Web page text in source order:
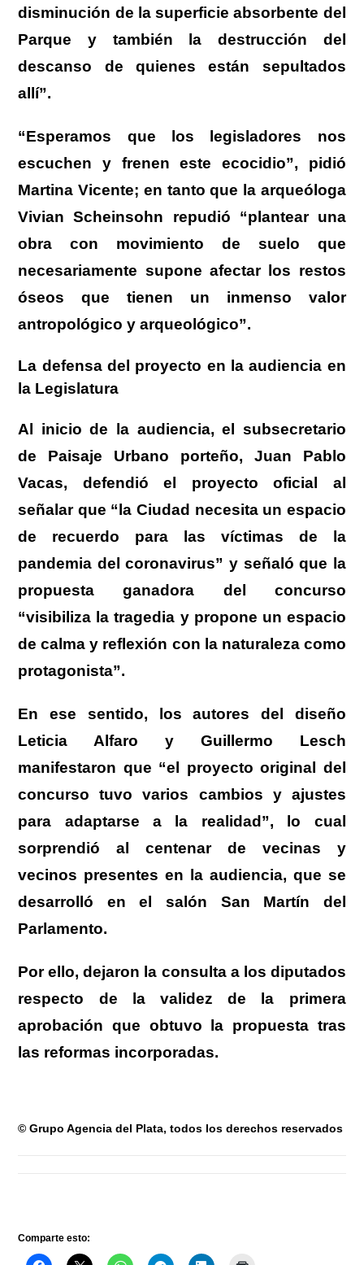
disminución de la superficie absorbente del
Parque y también la destrucción del
descanso de quienes están sepultados
allí”.
“Esperamos que los legisladores nos
escuchen y frenen este ecocidio”, pidió
Martina Vicente; en tanto que la arqueóloga
Vivian Scheinsohn repudió “plantear una
obra con movimiento de suelo que
necesariamente supone afectar los restos
óseos que tienen un inmenso valor
antropológico y arqueológico”.
La defensa del proyecto en la audiencia en
la Legislatura
Al inicio de la audiencia, el subsecretario
de Paisaje Urbano porteño, Juan Pablo
Vacas, defendió el proyecto oficial al
señalar que “la Ciudad necesita un espacio
de recuerdo para las víctimas de la
pandemia del coronavirus” y señaló que la
propuesta ganadora del concurso
“visibiliza la tragedia y propone un espacio
de calma y reflexión con la naturaleza como
protagonista”.
En ese sentido, los autores del diseño
Leticia Alfaro y Guillermo Lesch
manifestaron que “el proyecto original del
concurso tuvo varios cambios y ajustes
para adaptarse a la realidad”, lo cual
sorprendió al centenar de vecinas y
vecinos presentes en la audiencia, que se
desarrolló en el salón San Martín del
Parlamento.
Por ello, dejaron la consulta a los diputados
respecto de la validez de la primera
aprobación que obtuvo la propuesta tras
las reformas incorporadas.
© Grupo Agencia del Plata, todos los derechos reservados
Comparte esto: